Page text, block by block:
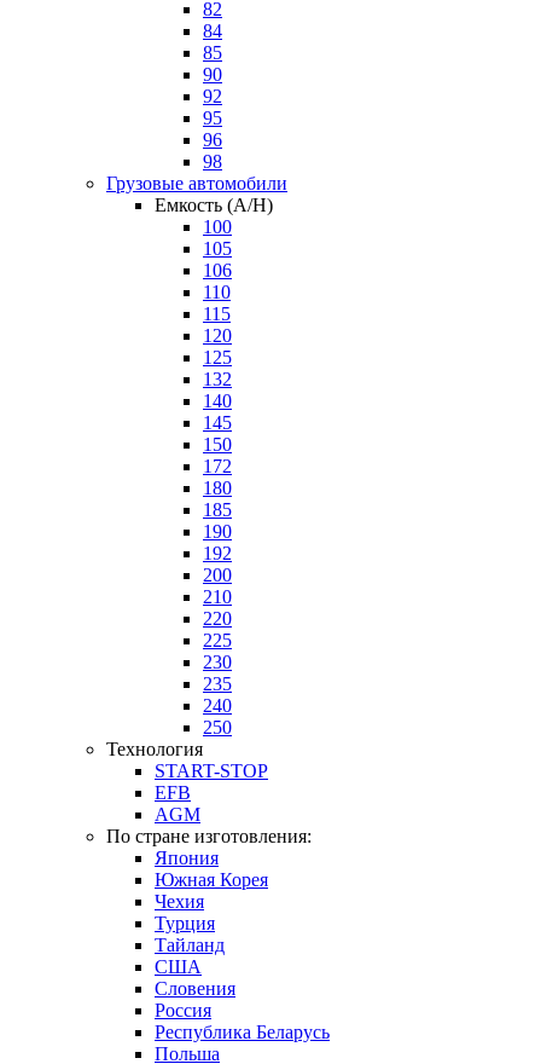
82
84
85
90
92
95
96
98
Грузовые автомобили
Емкость (A/H)
100
105
106
110
115
120
125
132
140
145
150
172
180
185
190
192
200
210
220
225
230
235
240
250
Технология
START-STOP
EFB
AGM
По стране изготовления:
Япония
Южная Корея
Чехия
Турция
Тайланд
США
Словения
Россия
Республика Беларусь
Польша